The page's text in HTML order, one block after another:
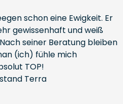
schon eine Ewigkeit. Er
gewissenhaft und weiß
seiner Beratung bleiben
(ich) fühle mich
TOP!
Terra